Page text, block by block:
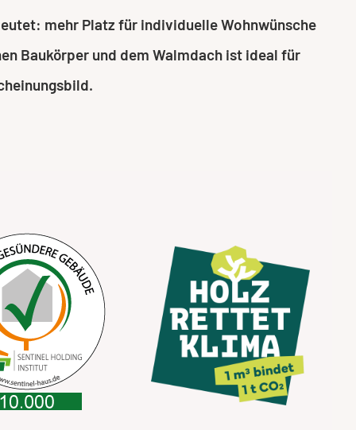
mehr Platz für individuelle Wohnwünsche
Baukörper und dem Walmdach ist ideal für